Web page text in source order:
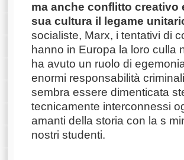
ma anche conflitto creativo
sua cultura il legame
socialiste, Marx, i tentativi di
hanno in Europa la loro culla
ha avuto un ruolo di
enormi responsabilità
sembra essere dimenticata
tecnicamente interconnessi
amanti della storia con la s
nostri studenti.